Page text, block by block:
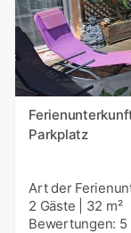
Parkplatz
Art der
2 Gäste
32 m²
Bewertungen: 5